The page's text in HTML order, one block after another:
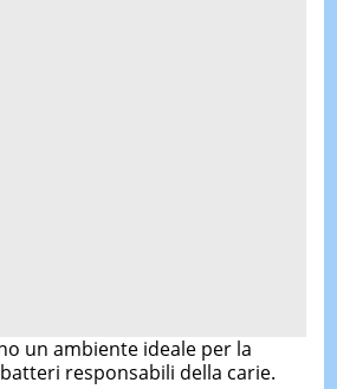
un ambiente ideale per la
responsabili della carie.